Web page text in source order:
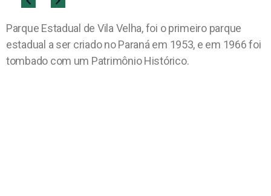
Parque Estadual de Vila Velha, foi o primeiro parque
estadual a ser criado no Paraná em 1953, e em 1966 foi
tombado com um Patrimônio Histórico.